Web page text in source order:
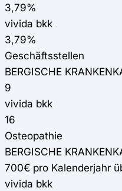
3,79%
vivida bkk
3,79%
Geschäftsstellen
BERGISCHE
9
vivida bkk
16
Osteopathie
BERGISCHE
700€ pro Kalenderjahr
vivida bkk